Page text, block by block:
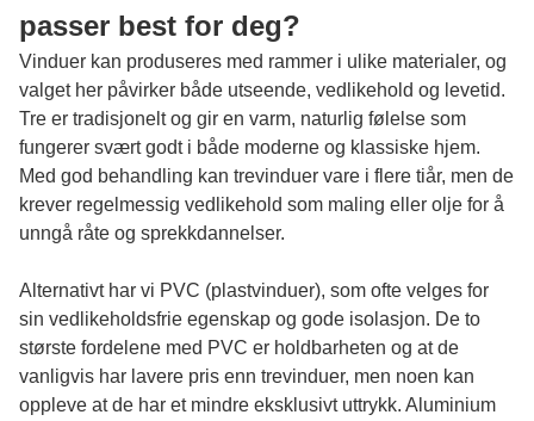
passer best for deg?
Vinduer kan produseres med rammer i ulike materialer, og
valget her påvirker både utseende, vedlikehold og levetid.
Tre er tradisjonelt og gir en varm, naturlig følelse som
fungerer svært godt i både moderne og klassiske hjem.
Med god behandling kan trevinduer vare i flere tiår, men de
krever regelmessig vedlikehold som maling eller olje for å
unngå råte og sprekkdannelser.
Alternativt har vi PVC (plastvinduer), som ofte velges for
sin vedlikeholdsfrie egenskap og gode isolasjon. De to
største fordelene med PVC er holdbarheten og at de
vanligvis har lavere pris enn trevinduer, men noen kan
oppleve at de har et mindre eksklusivt uttrykk. Aluminium